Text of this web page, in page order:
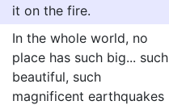
it on the fire.
In the whole world, no
place has such big... such
beautiful, such
magnificent earthquakes